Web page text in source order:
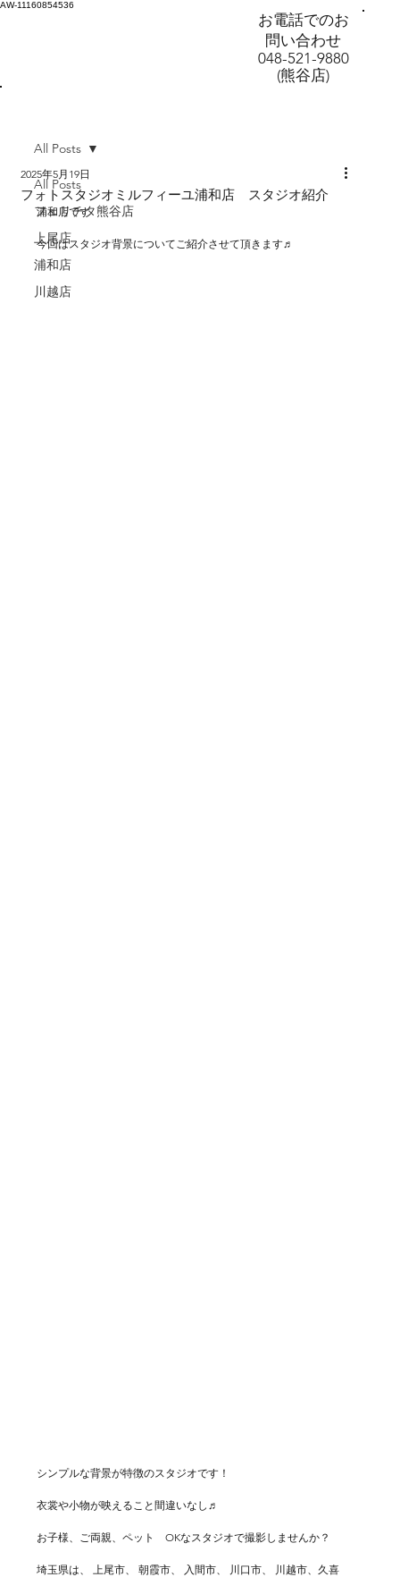
AW-11160854536
お電話でのお
問い合わせ
048-521-9880
(熊谷店)
All Posts
フェリチタ熊谷店
上尾店
浦和店
川越店
All Posts
フォトスタジオミルフィーユ浦和店 スタジオ紹介
2025年5月19日
浦和店です
今回はスタジオ背景についてご紹介させて頂きます♬
シンプルな背景が特徴のスタジオです！
衣裳や小物が映えること間違いなし♬
お子様、ご両親、ペット　OKなスタジオで撮影しませんか？
埼玉県は、 上尾市、 朝霞市、 入間市、 川口市、 川越市、久喜